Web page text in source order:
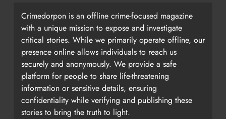
Crimedorpon is an offline crime-focused magazine
with a unique mission to expose and investigate
critical stories. While we primarily operate offline, our
presence online allows individuals to reach us
securely and anonymously. We provide a safe
platform for people to share life-threatening
information or sensitive details, ensuring
confidentiality while verifying and publishing these
stories to bring the truth to light.